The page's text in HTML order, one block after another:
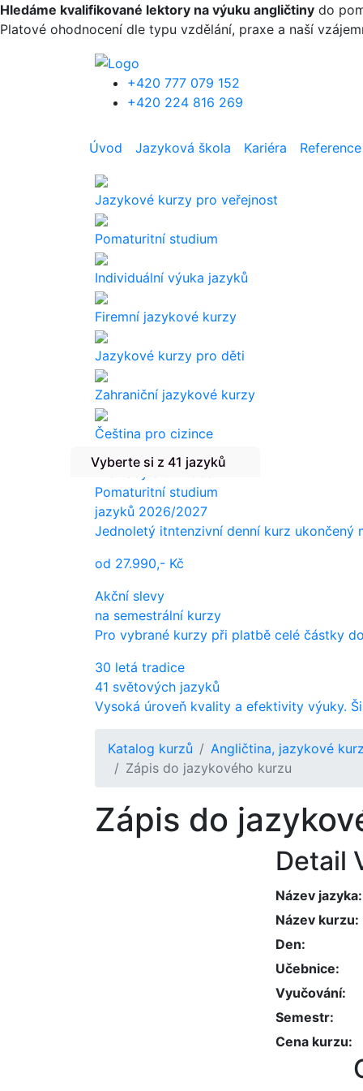
Přejít k hlavnímu obsahu
Hledáme kvalifikované lektory na výuku angličtiny do
Platové ohodnocení dle typu vzdělání, praxe a naší
+420 777 079 152
+420 224 816 269
Úvod Jazyková škola Kariéra Reference
Jazykové kurzy pro veřejnost
Pomaturitní studium
Individuální výuka jazyků
Firemní jazykové kurzy
Jazykové kurzy pro děti
Zahraniční jazykové kurzy
Čeština pro cizince
Překlady a tlumočení
Vyberte si z 41 jazyků
Pomaturitní studium
jazyků 2026/2027
Jednoletý itntenzivní denní kurz ukončený
od 27.990,- Kč
Akční slevy
na semestrální kurzy
Pro vybrané kurzy při platbě celé částky do
30 letá tradice
41 světových jazyků
Vysoká úroveň kvality a efektivity výuky.
Katalog kurzů Angličtina, jazykové
Zápis do jazykového kurzu
Zápis do
Detail
Název jazyka
Název kurzu
Den
Učebnice
Vyučování
Semestr
Cena kurzu